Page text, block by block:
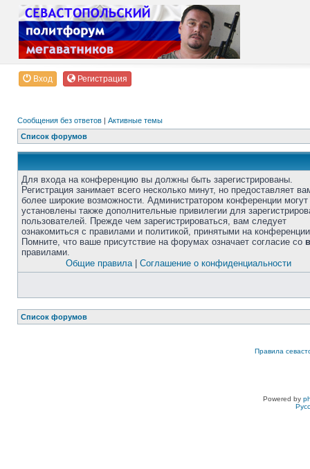
Вход Регистрация
Сообщения без ответов | Активные темы
Список форумов
Для входа на конференцию вы должны быть зарегистрированы.
Регистрация занимает всего несколько минут, но предоставляет
более широкие возможности. Администратором конференции
установлены также дополнительные привилегии для
пользователей. Прежде чем зарегистрироваться, вам следует
ознакомиться с правилами и политикой, принятыми на
Помните, что ваше присутствие на форумах означает согласие со
правилами.
Общие правила| Соглашение о конфиденциальности
Список форумов
Правила
Powered by